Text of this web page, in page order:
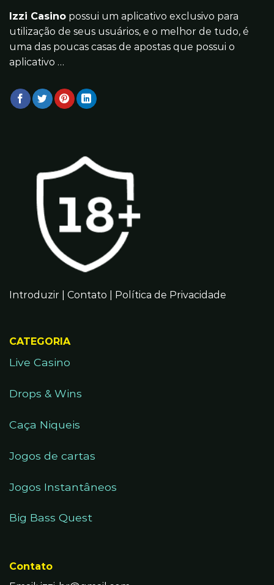
Izzi Casino possui um aplicativo exclusivo para
utilização de seus usuários, e o melhor de tudo, é
uma das poucas casas de apostas que possui o
aplicativo …
Introduzir Contato Política de Privacidade
CATEGORIA
Live Casino
Drops & Wins
Caça Niqueis
Jogos de cartas
Jogos Instantâneos
Big Bass Quest
Contato